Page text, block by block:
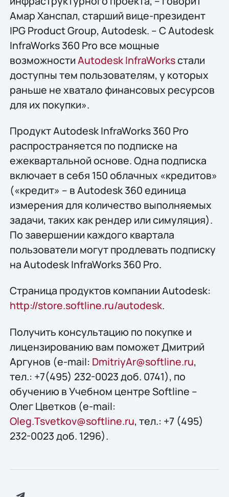
Амар Ханспал, старший вице-президент
IPG Product Group, Autodesk. – С Autodesk
InfraWorks 360 Pro все мощные
возможностиAutodesk InfraWorksстали
доступны тем пользователям, у которых
раньше не хватало финансовых ресурсов
для их покупки».
Продукт Autodesk InfraWorks 360 Pro
распространяется по подписке на
ежеквартальной основе. Одна подписка
включает в себя 150 облачных «кредитов»
(«кредит» – в Autodesk 360 единица
измерения для количество выполняемых
задачи, таких как рендер или симуляция).
По завершении каждого квартала
пользователи могут продлевать подписку
на Autodesk InfraWorks 360 Pro.
Страница продуктов компании Autodesk:
http://store.softline.ru/autodesk.
Получить консультацию по покупке и
лицензированию вам поможет Дмитрий
Аргунов (e-mail: DmitriyAr@softline.ru,
тел.: +7(495) 232-0023 доб. 0741), по
обучению в Учебном центре Softline –
Олег Цветков (e-mail:
Oleg.Tsvetkov@softline.ru, тел.: +7 (495)
232-0023 доб. 1296).